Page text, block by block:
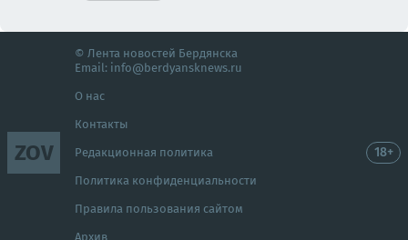
ZOV
© Лента новостей Бердянска
Email: info@berdyansknews.ru
О нас
Контакты
Редакционная политика
Политика конфиденциальности
Правила пользования сайтом
Архив
18+